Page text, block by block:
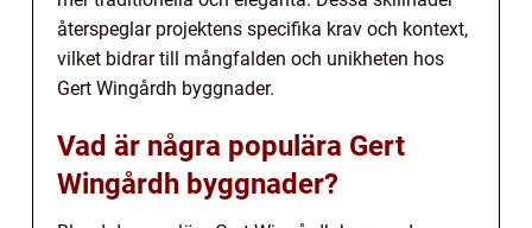
återspeglar projektens specifika krav och kontext,
vilket bidrar till mångfalden och unikheten hos
Gert Wingårdh byggnader.
Vad är några populära Gert
Wingårdh byggnader?